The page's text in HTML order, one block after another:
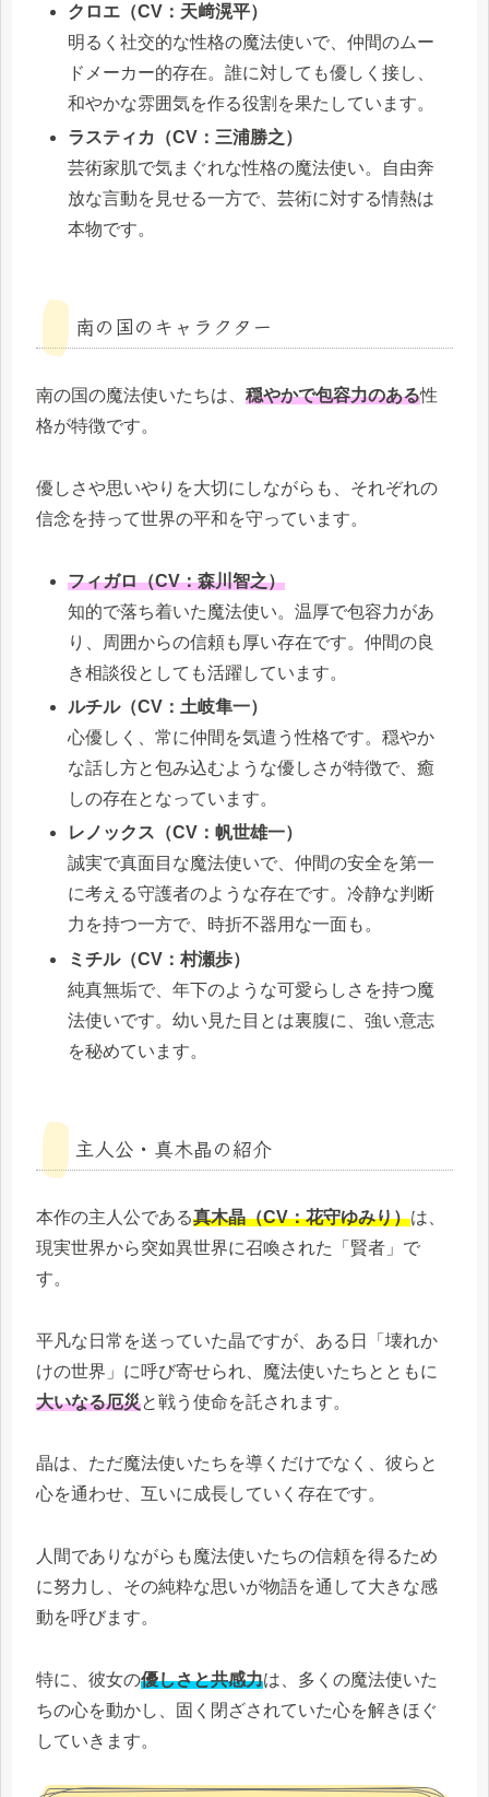
クロエ（CV：天﨑滉平）
明るく社交的な性格の魔法使いで、仲間のムー
ドメーカー的存在。誰に対しても優しく接し、
和やかな雰囲気を作る役割を果たしています。
ラスティカ（CV：三浦勝之）
芸術家肌で気まぐれな性格の魔法使い。自由奔
放な言動を見せる一方で、芸術に対する情熱は
本物です。
南の国のキャラクター
南の国の魔法使いたちは、 穏やかで包容力のある性
格が特徴です。
優しさや思いやりを大切にしながらも、それぞれの
信念を持って世界の平和を守っています。
フィガロ（CV：森川智之）
知的で落ち着いた魔法使い。温厚で包容力があ
り、周囲からの信頼も厚い存在です。仲間の良
き相談役としても活躍しています。
ルチル（CV：土岐隼一）
心優しく、常に仲間を気遣う性格です。穏やか
な話し方と包み込むような優しさが特徴で、癒
しの存在となっています。
レノックス（CV：帆世雄一）
誠実で真面目な魔法使いで、仲間の安全を第一
に考える守護者のような存在です。冷静な判断
力を持つ一方で、時折不器用な一面も。
ミチル（CV：村瀬歩）
純真無垢で、年下のような可愛らしさを持つ魔
法使いです。幼い見た目とは裏腹に、強い意志
を秘めています。
主人公・真木晶の紹介
本作の主人公である真木晶（CV：花守ゆみり）は、
現実世界から突如異世界に召喚された「賢者」で
す。
平凡な日常を送っていた晶ですが、ある日「壊れか
けの世界」に呼び寄せられ、魔法使いたちとともに
大いなる厄災と戦う使命を託されます。
晶は、ただ魔法使いたちを導くだけでなく、彼らと
心を通わせ、互いに成長していく存在です。
人間でありながらも魔法使いたちの信頼を得るため
に努力し、その純粋な思いが物語を通して大きな感
動を呼びます。
特に、彼女の優しさと共感力は、多くの魔法使いた
ちの心を動かし、固く閉ざされていた心を解きほぐ
していきます。